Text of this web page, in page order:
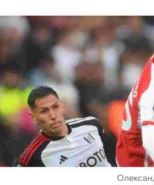
КІБЕРСПОРТ
ЧС-2026
ФУТЗАЛ
ІНШІ
БУКМЕКЕРИ